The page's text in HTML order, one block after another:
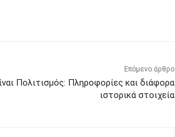
Επόμενο άρθρο
Πολιτισμός: Πληροφορίες και διάφορα
ιστορικά στοιχεία